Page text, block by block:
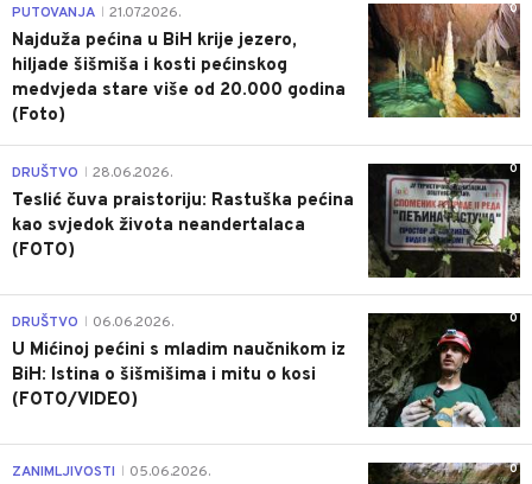
0
PUTOVANJA 21.07.2026.
Najduža pećina u BiH krije jezero,
hiljade šišmiša i kosti pećinskog
medvjeda stare više od 20.000 godina
(Foto)
0
DRUŠTVO 28.06.2026.
Teslić čuva praistoriju: Rastuška pećina
kao svjedok života neandertalaca
(FOTO)
0
DRUŠTVO 06.06.2026.
U Mićinoj pećini s mladim naučnikom iz
BiH: Istina o šišmišima i mitu o kosi
(FOTO/VIDEO)
0
ZANIMLJIVOSTI 05.06.2026.